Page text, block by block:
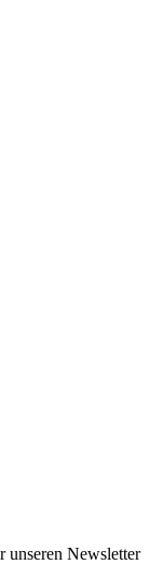
unseren Newsletter